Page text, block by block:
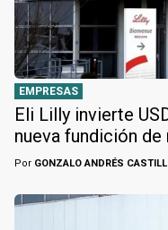
EMPRESAS
Eli Lilly invierte
nueva fundición
Por GONZALO ANDRÉS